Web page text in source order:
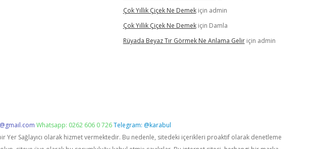
Çok Yıllık Çiçek Ne Demekiçin admin
Çok Yıllık Çiçek Ne Demekiçin Damla
Rüyada Beyaz Tır Görmek Ne Anlama Geliriçin admin
Whatsapp: 0262 606 0 726Telegram: @karabul
Yer Sağlayıcı olarak hizmet vermektedir. Bu nedenle, sitedeki içerikleri proaktif olarak denetleme